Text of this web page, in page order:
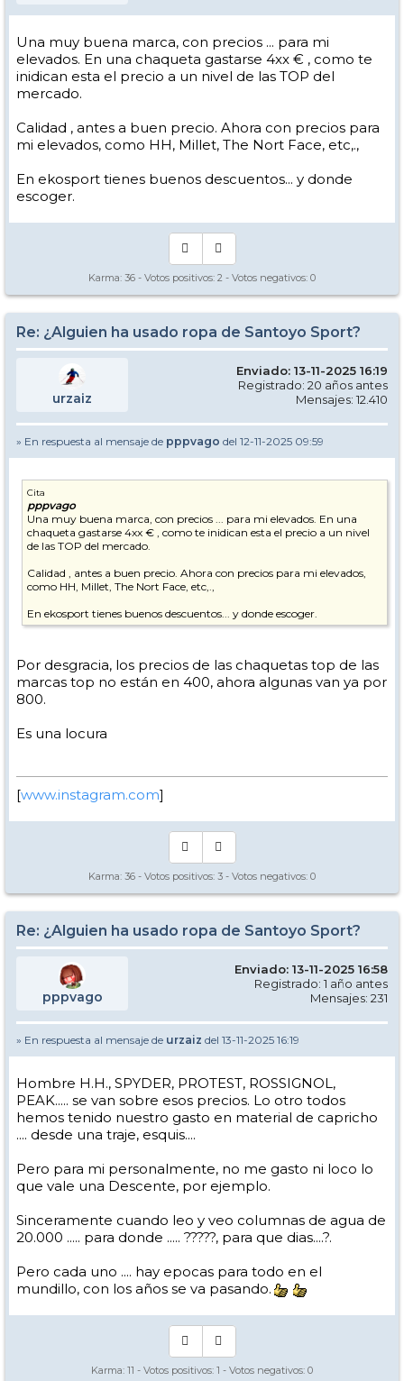
Una muy buena marca, con precios ... para mi
elevados. En una chaqueta gastarse 4xx € , como te
inidican esta el precio a un nivel de las TOP del
mercado.
Calidad , antes a buen precio. Ahora con precios para
mi elevados, como HH, Millet, The Nort Face, etc,.,
En ekosport tienes buenos descuentos... y donde
escoger.
Karma: 36 - Votos positivos: 2 - Votos negativos: 0
Re: ¿Alguien ha usado ropa de Santoyo Sport?
urzaiz
Enviado: 13-11-2025 16:19
Registrado: 20 años antes
Mensajes: 12.410
» En respuesta al mensaje de pppvago del 12-11-2025 09:59
Cita
pppvago
Una muy buena marca, con precios ... para mi elevados. En una
chaqueta gastarse 4xx € , como te inidican esta el precio a un nivel
de las TOP del mercado.
Calidad , antes a buen precio. Ahora con precios para mi elevados,
como HH, Millet, The Nort Face, etc,.,
En ekosport tienes buenos descuentos... y donde escoger.
Por desgracia, los precios de las chaquetas top de las
marcas top no están en 400, ahora algunas van ya por
800.
Es una locura
[www.instagram.com]
Karma: 36 - Votos positivos: 3 - Votos negativos: 0
Re: ¿Alguien ha usado ropa de Santoyo Sport?
pppvago
Enviado: 13-11-2025 16:58
Registrado: 1 año antes
Mensajes: 231
» En respuesta al mensaje de urzaiz del 13-11-2025 16:19
Hombre H.H., SPYDER, PROTEST, ROSSIGNOL,
PEAK..... se van sobre esos precios. Lo otro todos
hemos tenido nuestro gasto en material de capricho
.... desde una traje, esquis....
Pero para mi personalmente, no me gasto ni loco lo
que vale una Descente, por ejemplo.
Sinceramente cuando leo y veo columnas de agua de
20.000 ..... para donde ..... ?????, para que dias....?.
Pero cada uno .... hay epocas para todo en el
mundillo, con los años se va pasando.
Karma: 11 - Votos positivos: 1 - Votos negativos: 0